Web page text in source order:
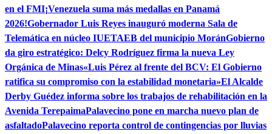
en el FMI¡Venezuela suma más medallas en Panamá
2026!Gobernador Luis Reyes inauguró moderna Sala de
Telemática en núcleo IUETAEB del municipio MoránGobierno
da giro estratégico: Delcy Rodríguez firma la nueva Ley
Orgánica de Minas«Luis Pérez al frente del BCV: El Gobierno
ratifica su compromiso con la estabilidad monetaria»El Alcalde
Derby Guédez informa sobre los trabajos de rehabilitación en la
Avenida TerepaimaPalavecino pone en marcha nuevo plan de
asfaltadoPalavecino reporta control de contingencias por lluvias